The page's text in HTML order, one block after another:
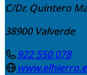
C/Dr. Quintero
38900 Valverde
922 550 078